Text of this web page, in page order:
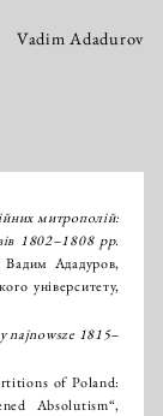
Vadim Adadurov
митрополій:
1802–1808 рр.
Ададуров,
університету,
najnowsze 1815–
of Poland:
Absolutism“,